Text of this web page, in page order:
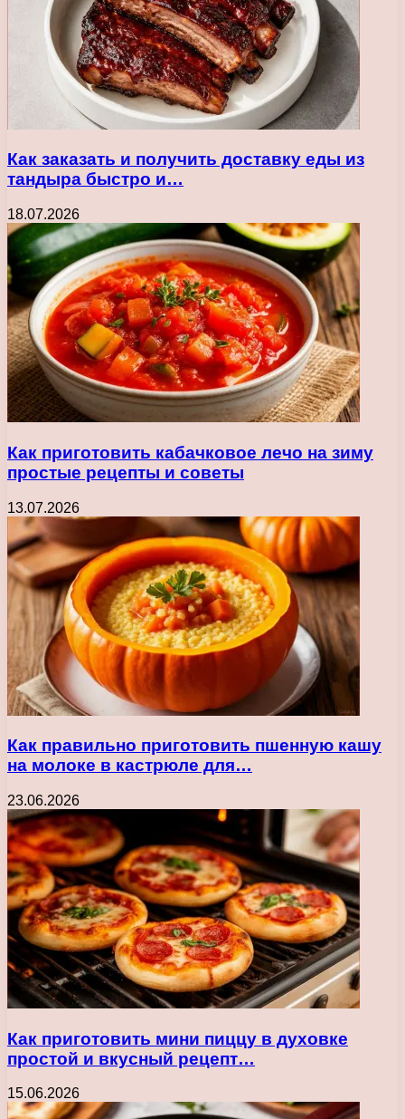
Как заказать и получить доставку еды из
тандыра быстро и…
18.07.2026
Как приготовить кабачковое лечо на зиму
простые рецепты и советы
13.07.2026
Как правильно приготовить пшенную кашу
на молоке в кастрюле для…
23.06.2026
Как приготовить мини пиццу в духовке
простой и вкусный рецепт…
15.06.2026